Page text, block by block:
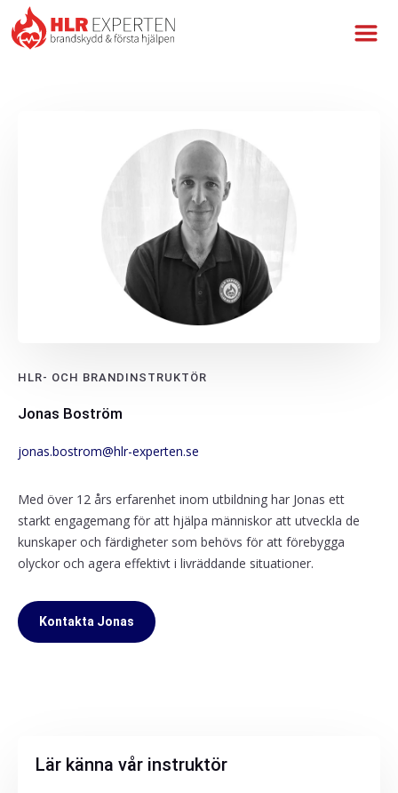
HLR- OCH BRANDINSTRUKTÖR
Jonas Boström
jonas.bostrom@hlr-experten.se
Med över 12 års erfarenhet inom utbildning har Jonas ett
starkt engagemang för att hjälpa människor att utveckla de
kunskaper och färdigheter som behövs för att förebygga
olyckor och agera effektivt i livräddande situationer.
Kontakta Jonas
Lär känna vår instruktör